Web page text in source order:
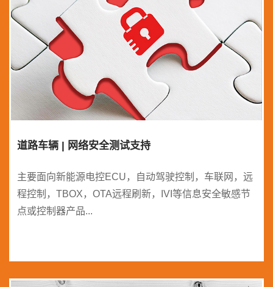
道路车辆 | 网络安全测试支持
主要面向新能源电控ECU，自动驾驶控制，车联网，远
程控制，TBOX，OTA远程刷新，IVI等信息安全敏感节
点或控制器产品...